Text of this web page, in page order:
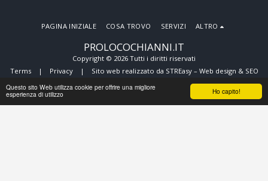
Ho capito!
Questo sito Web utilizza cookie per offrire una migliore
esperienza di utilizzo
PROLOCOCHIANNI.IT
Copyright © 2026 Tutti i diritti riservati
Terms| Privacy| Sito web realizzato da STREasy – Web design & SEO
PAGINA INIZIALE COSA TROVO SERVIZI ALTRO